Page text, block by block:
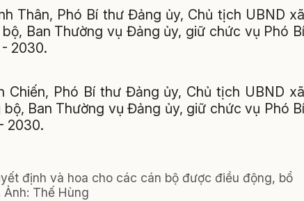
Thân, Phó Bí thư Đảng ủy, Chủ tịch UBND xã
Ban Thường vụ Đảng ủy, giữ chức vụ Phó Bí
2030.
Phó Bí thư Đảng ủy, Chủ tịch UBND xã
Ban Thường vụ Đảng ủy, giữ chức vụ Phó Bí
2030.
định và hoa cho các cán bộ được điều động, bổ
Ảnh: Thế Hùng